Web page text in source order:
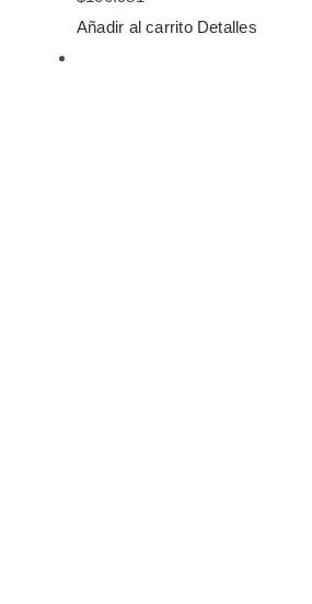
Añadir al carrito Detalles